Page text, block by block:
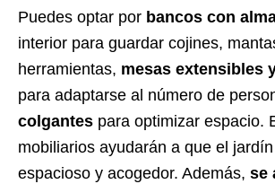
Puedes optar por bancos con
interior para guardar cojines,
herramientas, mesas extensibles
para adaptarse al número de
colgantes para optimizar espacio.
mobiliarios ayudarán a que el
espacioso y acogedor. Además, se